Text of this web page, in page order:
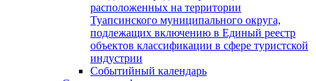
расположенных на территории
Туапсинского муниципального округа,
подлежащих включению в Единый реестр
объектов классификации в сфере туристской
индустрии
Событийный календарь